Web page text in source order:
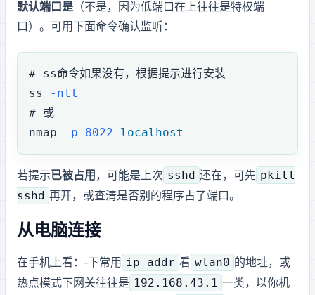
默认端口是 8022 （不是 22，因为低端口在 Android 上往往是特权端
口）。可用下面命令确认监听：
# ss命令如果没有，根据提示进行安装
ss
-nlt
# 或
nmap -p 8022 localhost
若提示8022 已被占用 ，可能是上次 sshd 还在，可先 pkill
sshd 再开，或查清是否别的程序占了端口。
从电脑连接
在手机上看 IP：Wi‑Fi 下常用 ip addr 看 wlan0 的地址，或
热点模式下网关往往是 192.168.43.1 一类，以你机